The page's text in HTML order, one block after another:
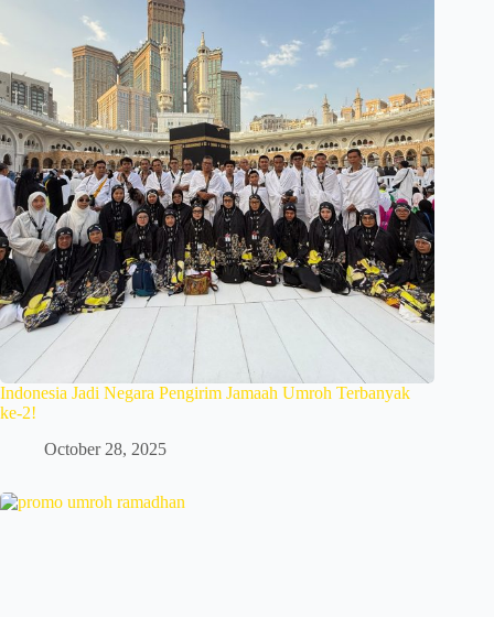
Indonesia Jadi Negara Pengirim Jamaah Umroh Terbanyak
ke-2!
October 28, 2025